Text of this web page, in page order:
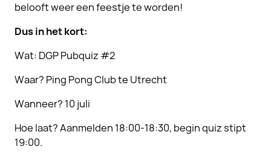
belooft weer een feestje te worden!
Dus in het kort:
Wat: DGP Pubquiz #2
Waar? Ping Pong Club te Utrecht
Wanneer? 10 juli
Hoe laat? Aanmelden 18:00-18:30, begin quiz stipt
19:00.